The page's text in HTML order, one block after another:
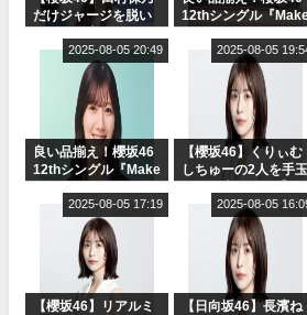
だけジャージを脱い
12thシングル『
ャルグッズ絶賛販売
良い品揃え！櫻坂46
12thシングル『Make
ャルグッズ絶賛販売
2025-08-05 20:49
【櫻坂46】くりぃむ
しちゅーの2人を手玉
りぃむナンタラ】
2025-08-05
【櫻坂46】リアルミ
2025-08-05 17:19
【日向坂46】長濱ね
2025-08-05